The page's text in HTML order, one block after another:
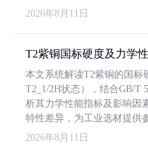
2026年8月11日
T2紫铜国标硬度及力学
本文系统解读T2紫铜的国标
T2_1/2H状态），结合GB/T
析其力学性能指标及影响因
特性差异，为工业选材提供
2026年8月11日